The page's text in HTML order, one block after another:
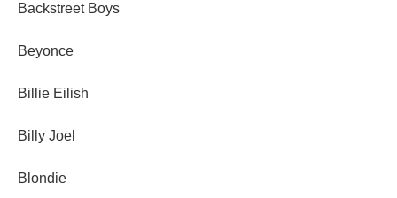
Backstreet Boys
Beyonce
Billie Eilish
Billy Joel
Blondie